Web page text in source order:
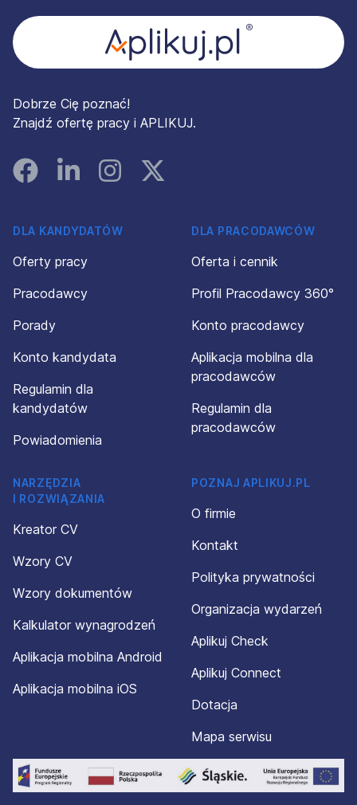
Dobrze Cię poznać!
Znajdź ofertę pracy i APLIKUJ.
FacebookLinked InInstagramInstagram
DLA KANDYDATÓW
Oferty pracy
Pracodawcy
Porady
Konto kandydata
Regulamin dla
kandydatów
Powiadomienia
DLA PRACODAWCÓW
Oferta i cennik
Profil Pracodawcy 360°
Konto pracodawcy
Aplikacja mobilna dla
pracodawców
Regulamin dla
pracodawców
NARZĘDZIA
I ROZWIĄZANIA
Kreator CV
Wzory CV
Wzory dokumentów
Kalkulator wynagrodzeń
Aplikacja mobilna Android
Aplikacja mobilna iOS
POZNAJ APLIKUJ.PL
O firmie
Kontakt
Polityka prywatności
Organizacja wydarzeń
Aplikuj Check
Aplikuj Connect
Dotacja
Mapa serwisu